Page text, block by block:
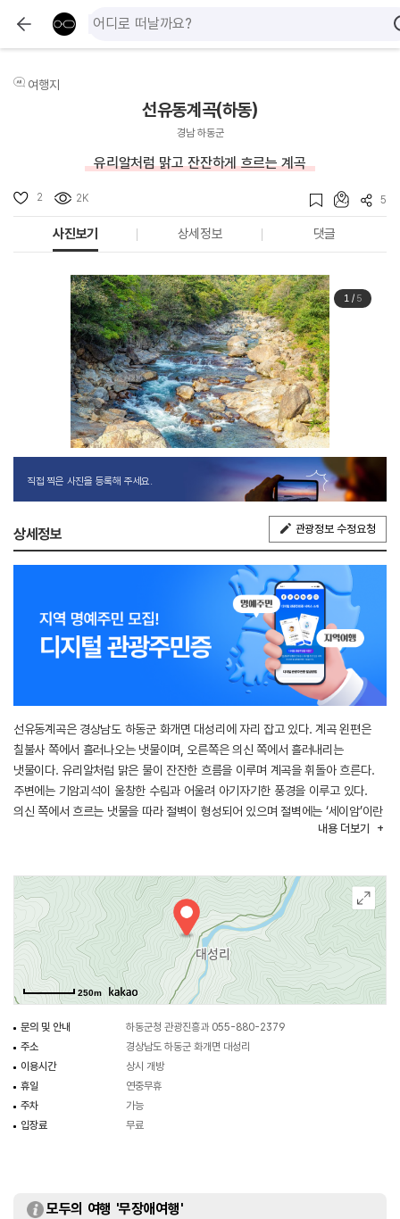
여행지
선유동계곡(하동)
경남 하동군
유리알처럼 맑고 잔잔하게 흐르는 계곡
2 2K 5
사진보기 상세정보 댓글
1/ 5
직접 찍은 사진을 등록해 주세요.
상세정보 관광정보 수정요청
선유동계곡은 경상남도 하동군 화개면 대성리에 자리 잡고 있다. 계곡 왼편은
칠불사 쪽에서 흘러나오는 냇물이며, 오른쪽은 의신 쪽에서 흘러내리는
냇물이다. 유리알처럼 맑은 물이 잔잔한 흐름을 이루며 계곡을 휘돌아 흐른다.
주변에는 기암괴석이 울창한 수림과 어울려 아기자기한 풍경을 이루고 있다.
의신 쪽에서 흐르는 냇물을 따라 절벽이 형성되어 있으며 절벽에는 ‘세이암’이란
글자가 새겨져 있다. 신라 말 고운 최치원이 세속의 비속한 말을 들은 귀를 씻고
세이암이다.
내용 더보기
250m
문의 및 안내
하동군청 관광진흥과 055-880-2379
주소
경상남도 하동군 화개면 대성리
이용시간
상시 개방
휴일
연중무휴
주차
가능
입장료
무료
모두의 여행 '무장애여행'